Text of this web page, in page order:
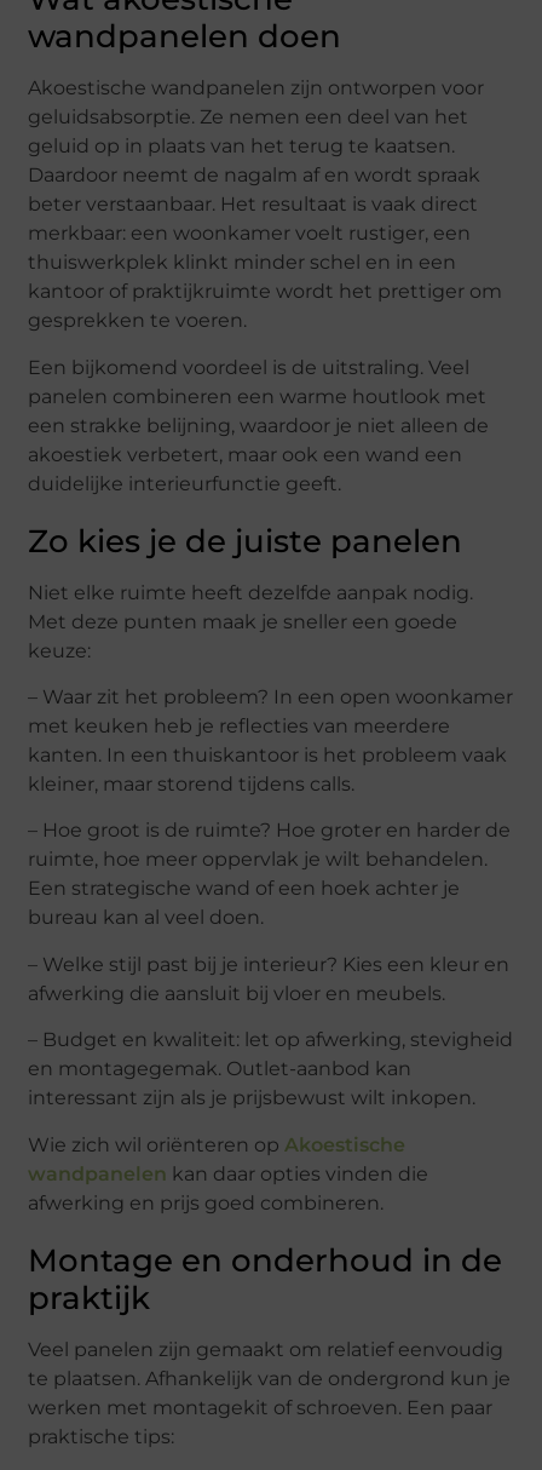
wandpanelen doen
Akoestische wandpanelen zijn ontworpen voor
geluidsabsorptie. Ze nemen een deel van het
geluid op in plaats van het terug te kaatsen.
Daardoor neemt de nagalm af en wordt spraak
beter verstaanbaar. Het resultaat is vaak direct
merkbaar: een woonkamer voelt rustiger, een
thuiswerkplek klinkt minder schel en in een
kantoor of praktijkruimte wordt het prettiger om
gesprekken te voeren.
Een bijkomend voordeel is de uitstraling. Veel
panelen combineren een warme houtlook met
een strakke belijning, waardoor je niet alleen de
akoestiek verbetert, maar ook een wand een
duidelijke interieurfunctie geeft.
Zo kies je de juiste panelen
Niet elke ruimte heeft dezelfde aanpak nodig.
Met deze punten maak je sneller een goede
keuze:
– Waar zit het probleem? In een open woonkamer
met keuken heb je reflecties van meerdere
kanten. In een thuiskantoor is het probleem vaak
kleiner, maar storend tijdens calls.
– Hoe groot is de ruimte? Hoe groter en harder de
ruimte, hoe meer oppervlak je wilt behandelen.
Een strategische wand of een hoek achter je
bureau kan al veel doen.
– Welke stijl past bij je interieur? Kies een kleur en
afwerking die aansluit bij vloer en meubels.
– Budget en kwaliteit: let op afwerking, stevigheid
en montagegemak. Outlet-aanbod kan
interessant zijn als je prijsbewust wilt inkopen.
Wie zich wil oriënteren op Akoestische
wandpanelen kan daar opties vinden die
afwerking en prijs goed combineren.
Montage en onderhoud in de
praktijk
Veel panelen zijn gemaakt om relatief eenvoudig
te plaatsen. Afhankelijk van de ondergrond kun je
werken met montagekit of schroeven. Een paar
praktische tips: